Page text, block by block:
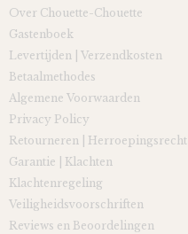
Over Chouette-Chouette
Gastenboek
Levertijden | Verzendkosten
Betaalmethodes
Algemene Voorwaarden
Privacy Policy
Retourneren | Herroepingsrecht
Garantie | Klachten
Klachtenregeling
Veiligheidsvoorschriften
Reviews en Beoordelingen